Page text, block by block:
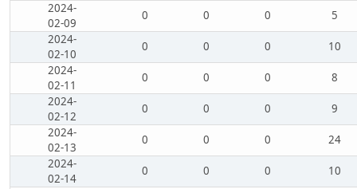
2024-
02-09
0 0 0
5
2024-
02-10
0 0 0
10
2024-
02-11
0 0 0
8
2024-
02-12
0 0 0
9
2024-
02-13
0 0 0
24
2024-
02-14
0 0 0
10